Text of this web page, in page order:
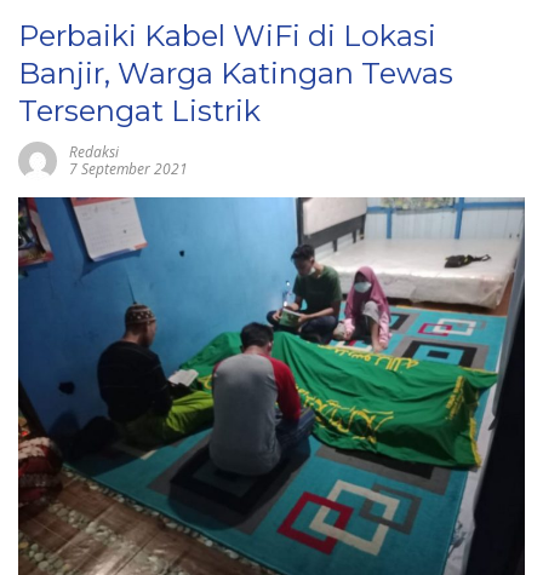
Perbaiki Kabel WiFi di Lokasi
Banjir, Warga Katingan Tewas
Tersengat Listrik
Redaksi
7 September 2021